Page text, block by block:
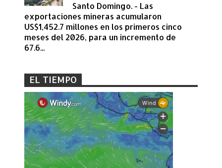
Santo Domingo. - Las
exportaciones mineras acumularon
US$1,452.7 millones en los primeros cinco
meses del 2026, para un incremento de
67.6...
EL TIEMPO